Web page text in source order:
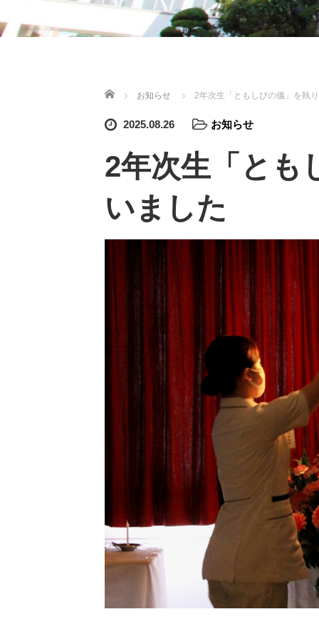
ホーム お知らせ 2年次生「ともしびの儀」を執
2025.08.26 お知らせ
2年次生「とも
いました